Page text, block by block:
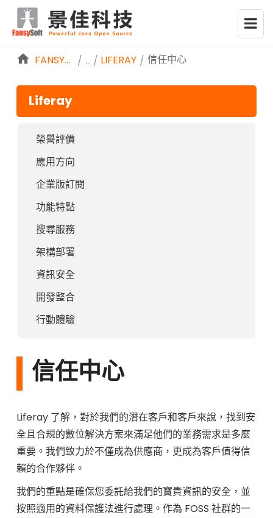
略過到內容
FANSYSOFTWEB / LIFERAY / 信任中心
Liferay
榮譽評價
應用方向
企業版訂閱
功能特點
搜尋服務
架構部署
資訊安全
開發整合
行動體驗
信任中心
Liferay 了解，對於我們的潛在客戶和客戶來說，找到安
全且合規的數位解決方案來滿足他們的業務需求是多麼
重要。我們致力於不僅成為供應商，更成為客戶值得信
賴的合作夥伴。
我們的重點是確保您委託給我們的寶貴資訊的安全，並
按照適用的資料保護法進行處理。作為 FOSS 社群的一